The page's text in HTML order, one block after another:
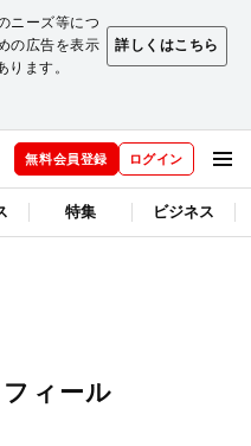
ニーズ等につ
の広告を表示
ます。
詳しくはこちら
無料会員登録 ログイン
特集 ビジネス
ィール